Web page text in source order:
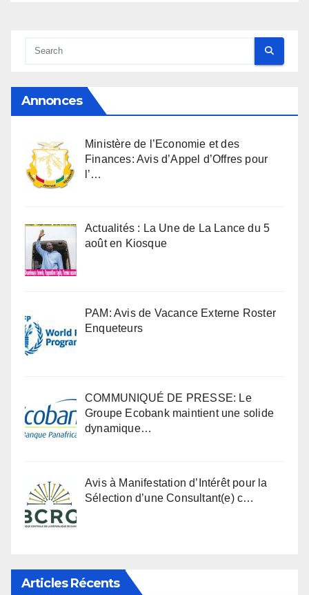
Annonces
Ministère de l’Economie et des
Finances: Avis d’Appel d’Offres pour
l’…
Actualités : La Une de La Lance du 5
août en Kiosque
PAM: Avis de Vacance Externe Roster
Enqueteurs
COMMUNIQUÉ DE PRESSE: Le
Groupe Ecobank maintient une solide
dynamique…
Avis à Manifestation d’Intérêt pour la
Sélection d’une Consultant(e) c…
Articles Récents